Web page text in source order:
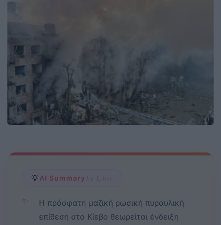
💡AI Summary by Libre
✨
Η πρόσφατη μαζική ρωσική πυραυλική
επίθεση στο Κίεβο θεωρείται ένδειξη